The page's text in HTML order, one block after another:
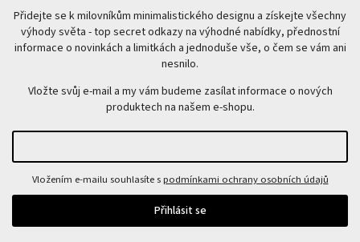
Přidejte se k milovníkům minimalistického designu a získejte všechny
výhody světa - top secret odkazy na výhodné nabídky, přednostní
informace o novinkách a limitkách a jednoduše vše, o čem se vám ani
nesnilo.
Vložte svůj e-mail a my vám budeme zasílat informace o nových
produktech na našem e-shopu.
Vložením e-mailu souhlasíte spodmínkami ochrany osobních údajů
Přihlásit se